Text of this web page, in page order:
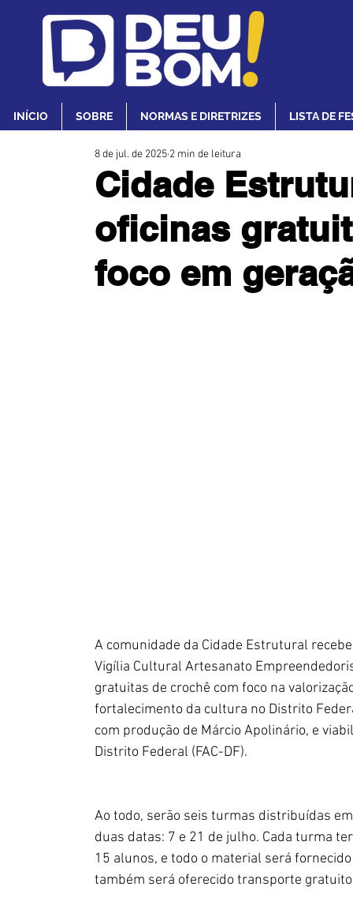
INÍCIO SOBRE NORMAS E DIRETRIZES LISTA DE
Cidade
oficinas
foco em
8 de jul. de 2025 2 min de leitura
A comunidade da Cidade Estrutural
Vigília Cultural Artesanato
gratuitas de crochê com foco na
fortalecimento da cultura no Distrito
com produção de Márcio Apolinário, e
Distrito Federal (FAC-DF).
Ao todo, serão seis turmas distribuídas
duas datas: 7 e 21 de julho. Cada turma
15 alunos, e todo o material será
também será oferecido transporte